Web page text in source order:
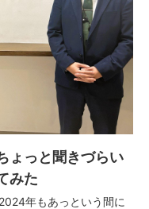
ょっと聞きづらい
みた
年もあっという間に